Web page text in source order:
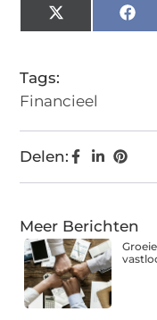
X
(Twitter)
Tags:
Financieel
Delen:
Meer Berichten